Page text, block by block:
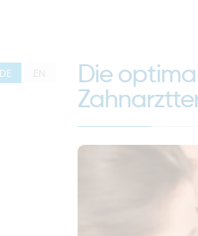
DE EN
Die